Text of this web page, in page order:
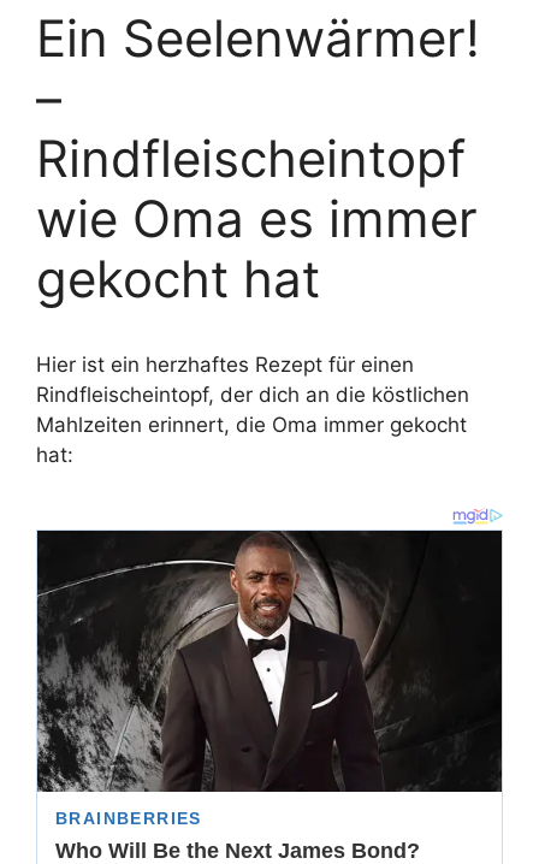
Ein Seelenwärmer!
–
Rindfleischeintopf
wie Oma es immer
gekocht hat
Hier ist ein herzhaftes Rezept für einen
Rindfleischeintopf, der dich an die köstlichen
Mahlzeiten erinnert, die Oma immer gekocht
hat: